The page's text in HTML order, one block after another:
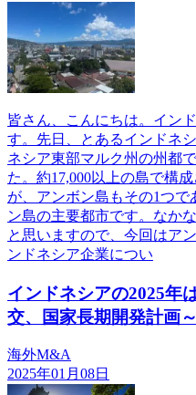
皆さん、こんにちは。イン
す。先日、とあるインドネ
ネシア東部マルク州の州都
た。約17,000以上の島で構
が、アンボン島もその1つ
ン島の主要都市です。なか
と思いますので、今回はア
ンドネシア企業につい
インドネシアの2025年
交、国家長期開発計画～
海外M&A
2025年01月08日